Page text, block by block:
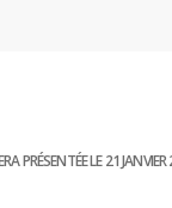
PRÉSENTÉE LE 21